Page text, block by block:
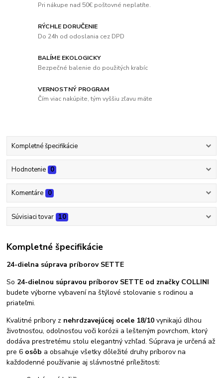
Pri nákupe nad 50€ poštovné neplatíte.
RÝCHLE DORUČENIE
Do 24h od odoslania cez DPD
BALÍME EKOLOGICKY
Bezpečné balenie do použitých krabíc
VERNOSTNÝ PROGRAM
Čím viac nakúpite, tým vyššiu zľavu máte
Kompletné špecifikácie
Hodnotenie 0
Komentáre 0
Súvisiaci tovar 10
Kompletné špecifikácie
24-dielna súprava príborov SETTE
So 24-dielnou súpravou príborov SETTE od značky COLLINI
budete výborne vybavení na štýlové stolovanie s rodinou a
priateľmi.
Kvalitné príbory z nehrdzavejúcej ocele 18/10 vynikajú dlhou
životnosťou, odolnosťou voči korózii a lešteným povrchom, ktorý
dodáva prestretému stolu elegantný vzhľad. Súprava je určená až
pre 6 osôb a obsahuje všetky dôležité druhy príborov na
každodenné používanie aj slávnostné príležitosti: